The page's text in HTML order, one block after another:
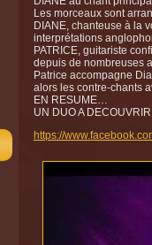
Les morceaux sont
DIANE, chanteuse à la
interprétations
PATRICE, guitariste
depuis de nombreuses
Patrice accompagne
alors les contre-chants
EN RESUME…
UN DUO A
https://